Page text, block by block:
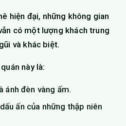
hiện đại, những không gian
có một lượng khách trung
và khác biệt.
này là:
ánh đèn vàng ấm.
ấn của những thập niên